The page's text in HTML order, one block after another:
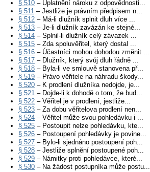
§ 510 – Uplatnění nároku z odpovědnosti...
§ 511 – Jestliže je právním předpisem n...
§ 512 – Má-li dlužník splnit dluh více ...
§ 513 – Je-li dlužník zavázán ke stejné...
§ 514 – Splnil-li dlužník celý závazek ...
§ 515 – Zda spoluvěřitel, který dostal ...
§ 516 – Účastníci mohou dohodou změnit ...
§ 517 – Dlužník, který svůj dluh řádně ...
§ 518 – Byla-li ve smlouvě stanovena př...
§ 519 – Právo věřitele na náhradu škody...
§ 520 – K prodlení dlužníka nedojde, je...
§ 521 – Dojde-li k dohodě o tom, že bud...
§ 522 – Věřitel je v prodlení, jestliže...
§ 523 – Za dobu věřitelova prodlení nen...
§ 524 – Věřitel může svou pohledávku i ...
§ 525 – Postoupit nelze pohledávku, kte...
§ 526 – Postoupení pohledávky je povine...
§ 527 – Bylo-li sjednáno postoupení poh...
§ 528 – Jestliže splnění postoupené poh...
§ 529 – Námitky proti pohledávce, které...
§ 530 – Na žádost postupníka může postu...